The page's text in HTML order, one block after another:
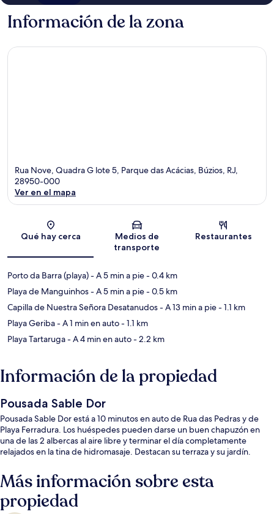
Información de la zona
Rua Nove, Quadra G lote 5, Parque das Acácias, Búzios, RJ,
28950-000
Ver en el mapa
Qué hay cerca
Medios de
transporte
Restaurantes
Porto da Barra (playa)- A 5 min a pie- 0.4 km
Playa de Manguinhos- A 5 min a pie- 0.5 km
Capilla de Nuestra Señora Desatanudos- A 13 min a pie- 1.1 km
Playa Geriba- A 1 min en auto- 1.1 km
Playa Tartaruga- A 4 min en auto- 2.2 km
Información de la propiedad
Pousada Sable Dor
Pousada Sable Dor está a 10 minutos en auto de Rua das Pedras y de
Playa Ferradura. Los huéspedes pueden darse un buen chapuzón en
una de las 2 albercas al aire libre y terminar el día completamente
relajados en la tina de hidromasaje. Destacan su terraza y su jardín.
Más información sobre esta
propiedad